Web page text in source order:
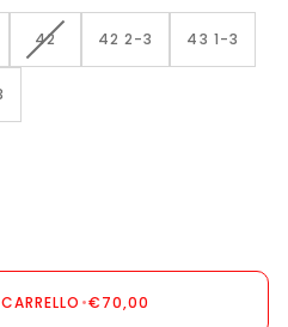
42VARIANTE42 2-3 43 1-3
•€70,00